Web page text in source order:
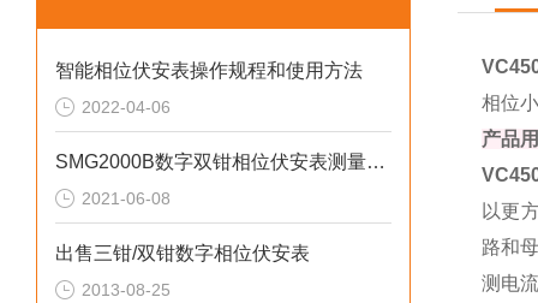
智能相位伏安表操作规程和使用方法
2022-04-06
SMG2000B数字双钳相位伏安表测量线如何连接
2021-06-08
出售三钳/双钳数字相位伏安表
2013-08-25
相位
产品
以更
路和
测电